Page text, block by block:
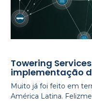
Towering
implementação
Muito já foi feito em
América Latina.